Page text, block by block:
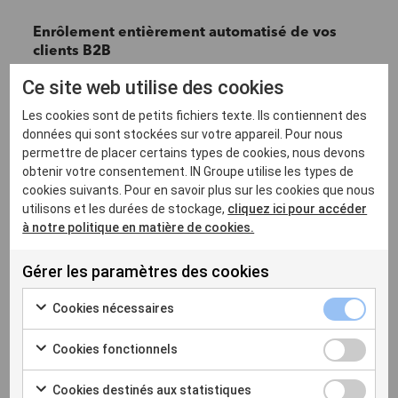
Enrôlement entièrement automatisé de vos
clients B2B
ID-Rights provides you with structured company
Sécuriser la signature des documents à haut
risque
par des personnes morales sur vos documents
sensibles grâce à des informations mises à jour en
temps réel.
Ce site web utilise des cookies
Les cookies sont de petits fichiers texte. Ils contiennent des
données qui sont stockées sur votre appareil. Pour nous
permettre de placer certains types de cookies, nous devons
obtenir votre consentement. IN Groupe utilise les types de
cookies suivants. Pour en savoir plus sur les cookies que nous
utilisons et les durées de stockage, cliquez ici pour accéder
à notre politique en matière de cookies.
Gérer les paramètres des cookies
Cookies nécessaires
Cookies fonctionnels
Cookies destinés aux statistiques